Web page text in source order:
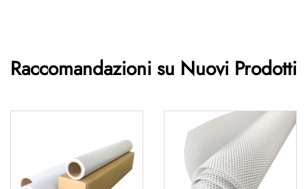
Raccomandazioni su Nuovi Prodotti